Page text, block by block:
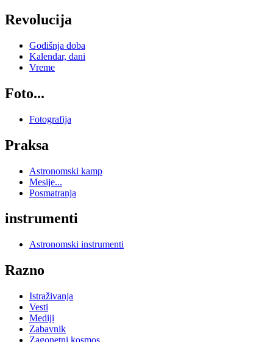
Revolucija
Godišnja doba
Kalendar, dani
Vreme
Foto...
Fotografija
Praksa
Astronomski kamp
Mesije...
Posmatranja
instrumenti
Astronomski instrumenti
Razno
Istraživanja
Vesti
Mediji
Zabavnik